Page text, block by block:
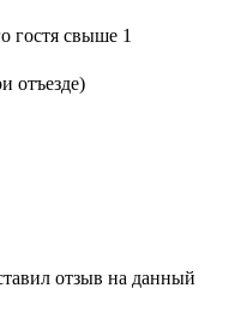
гостя свыше 1
отъезде)
отзыв на данный